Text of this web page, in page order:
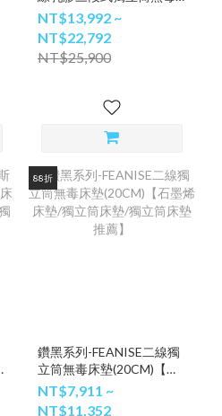
床墊(25cm)【石墨烯床墊/
乳膠床墊/獨立筒床墊】
NT$13,992 ~
NT$22,792
NT$25,900
88折
鑽黑系列-FEANISE二線獨
立筒無毒床墊(20CM)【石
墨烯床墊/獨立筒床墊/獨立
筒床墊推薦】
NT$7,911 ~
NT$11,352